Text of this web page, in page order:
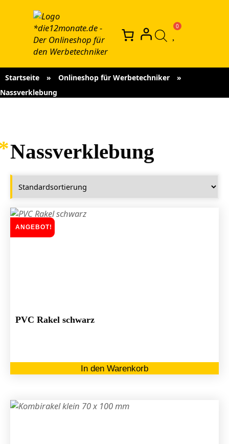
Startseite » Onlineshop für Werbetechniker
»
Nassverklebung
Nassverklebung
ANGEBOT!
PVC Rakel schwarz
In den Warenkorb